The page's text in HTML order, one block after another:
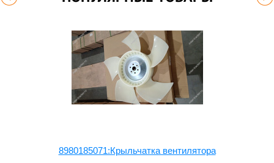
8980185071:Крыльчатка вентилятора